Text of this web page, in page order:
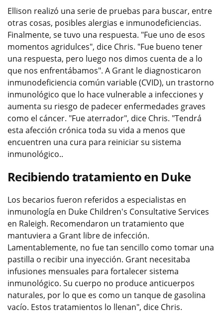
Ellison realizó una serie de pruebas para buscar, entre
otras cosas, posibles alergias e inmunodeficiencias.
Finalmente, se tuvo una respuesta. "Fue uno de esos
momentos agridulces", dice Chris. "Fue bueno tener
una respuesta, pero luego nos dimos cuenta de a lo
que nos enfrentábamos". A Grant le diagnosticaron
inmunodeficiencia común variable (CVID), un trastorno
inmunológico que lo hace vulnerable a infecciones y
aumenta su riesgo de padecer enfermedades graves
como el cáncer. "Fue aterrador", dice Chris. "Tendrá
esta afección crónica toda su vida a menos que
encuentren una cura para reiniciar su sistema
inmunológico..
Recibiendo tratamiento en Duke
Los becarios fueron referidos a especialistas en
inmunología en Duke Children's Consultative Services
en Raleigh. Recomendaron un tratamiento que
mantuviera a Grant libre de infección.
Lamentablemente, no fue tan sencillo como tomar una
pastilla o recibir una inyección. Grant necesitaba
infusiones mensuales para fortalecer sistema
inmunológico. Su cuerpo no produce anticuerpos
naturales, por lo que es como un tanque de gasolina
vacío. Estos tratamientos lo llenan", dice Chris.